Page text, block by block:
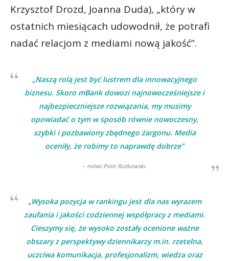
Krzysztof Drozd, Joanna Duda), „który w
ostatnich miesiącach udowodnił, że potrafi
nadać relacjom z mediami nową jakość”.
„Naszą rolą jest być lustrem dla innowacyjnego
biznesu. Skoro mBank dowozi najnowocześniejsze i
najbezpieczniejsze rozwiązania, my musimy
opowiadać o tym w sposób równie nowoczesny,
szybki i pozbawiony zbędnego żargonu. Media
oceniły, że robimy to naprawdę dobrze”
– mówi Piotr Rutkowski.
„Wysoka pozycja w rankingu jest dla nas wyrazem
zaufania i jakości codziennej współpracy z mediami.
Cieszymy się, że wysoko zostały ocenione ważne
obszary z perspektywy dziennikarzy m.in. rzetelna,
uczciwa komunikacja, profesjonalizm, wiedza oraz